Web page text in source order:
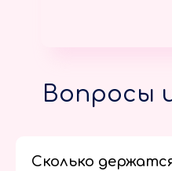
Вопросы
Сколько